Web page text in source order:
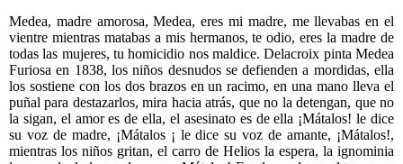
Medea, madre amorosa, Medea, eres mi madre, me llevabas en el
vientre mientras matabas a mis hermanos, te odio, eres la madre de
todas las mujeres, tu homicidio nos maldice. Delacroix pinta Medea
Furiosa en 1838, los niños desnudos se defienden a mordidas, ella
los sostiene con los dos brazos en un racimo, en una mano lleva el
puñal para destazarlos, mira hacia atrás, que no la detengan, que no
la sigan, el amor es de ella, el asesinato es de ella ¡Mátalos! le dice
su voz de madre, ¡Mátalos ¡ le dice su voz de amante, ¡Mátalos!,
mientras los niños gritan, el carro de Helios la espera, la ignominia